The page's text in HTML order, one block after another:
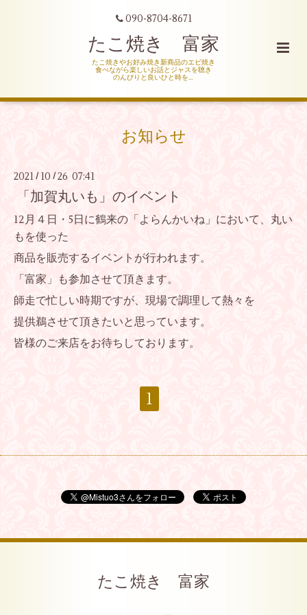
090-8704-8671
たこ焼き 富家
たこ焼きやお好み焼き新商品のエビ焼き
食べながら楽しいお話とジャスを聴き
のんびりと良いひと時を…
お知らせ
2021 / 10 /26 07:41
「加賀丸いも」のイベント
12月４日・5日に鶴来の「よらんかいね」において、丸い
もを使った
商品を販売するイベントが行われます。
「富家」も参加させて頂きます。
師走で忙しい時期ですが、現場で調理して熱々を
提供鵜させて頂きたいと思っています。
皆様のご来店をお待ちしております。
1
たこ焼き 富家